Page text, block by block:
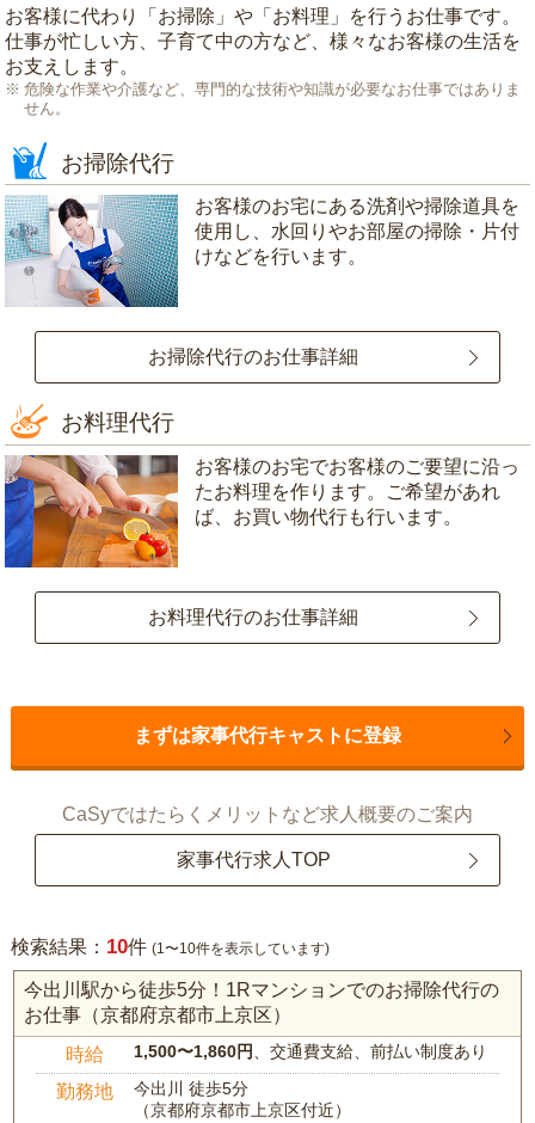
お客様に代わり「 お掃除 」や「 お料理 」を行うお仕事です。
仕事が忙しい方、子育て中の方など、様々なお客様の生活を
お支えします。
危険な作業や介護など、専門的な技術や知識が必要なお仕事ではありま
せん。
お掃除代行
お客様のお宅にある洗剤や掃除道具を
使用し、水回りやお部屋の掃除・片付
けなどを行います。
お掃除代行のお仕事詳細
お料理代行
お客様のお宅でお客様のご要望に沿っ
たお料理を作ります。ご希望があれ
ば、お買い物代行も行います。
お料理代行のお仕事詳細
まずは家事代行キャストに登録
CaSyではたらくメリットなど求人概要のご案内
家事代行求人TOP
検索結果： 10件 (1〜10件を表示しています)
今出川駅から徒歩5分！1Rマンションでのお掃除代行の
お仕事（京都府京都市上京区）
時給 1,500〜1,860円 、交通費支給、前払い制度あり
勤務地
今出川 徒歩5分
（京都府京都市上京区付近）